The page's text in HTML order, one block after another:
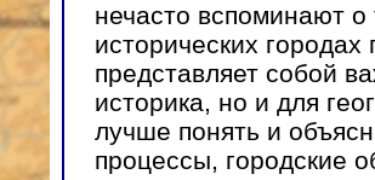
нечасто вспоминают
исторических
представляет собой
историка, но и для
лучше понять и
процессы, городские